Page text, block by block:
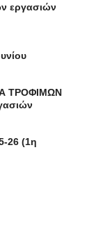
εργασιών
ΤΡΟΦΙΜΩΝ
26 (1η